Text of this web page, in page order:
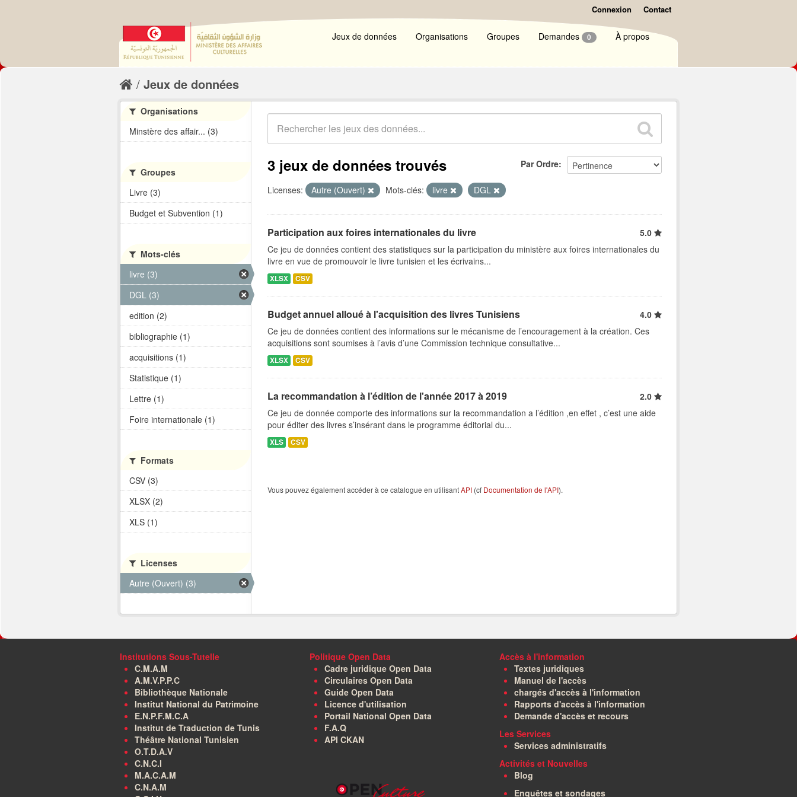
Connexion Contact
Jeux de données Organisations Groupes Demandes 0 À propos
Jeux de données
Par Ordre
3 jeux de données trouvés
Licenses: Autre (Ouvert) Mots-clés: livre DGL
Participation aux foires internationales du livre
5.0
Ce jeu de données contient des statistiques sur la participation du ministère aux foires internationales du
livre en vue de promouvoir le livre tunisien et les écrivains...
XLSX CSV
Budget annuel alloué à l'acquisition des livres Tunisiens
4.0
Ce jeu de données contient des informations sur le mécanisme de l’encouragement à la création. Ces
acquisitions sont soumises à l’avis d’une Commission technique consultative...
XLSX CSV
La recommandation à l’édition de l'année 2017 à 2019
2.0
Ce jeu de donnée comporte des informations sur la recommandation a l’édition ,en effet , c’est une aide
pour éditer des livres s’insérant dans le programme éditorial du...
XLS CSV
Vous pouvez également accéder à ce catalogue en utilisantAPI (cf Documentation de l'API).
Organisations
Minstère des affair... (3)
Groupes
Livre (3)
Budget et Subvention (1)
Mots-clés
livre (3)
DGL (3)
edition (2)
bibliographie (1)
acquisitions (1)
Statistique (1)
Lettre (1)
Foire internationale (1)
Formats
CSV (3)
XLSX (2)
XLS (1)
Licenses
Autre (Ouvert) (3)
Institutions Sous-Tutelle
C.M.A.M
A.M.V.P.P.C
Bibliothèque Nationale
Institut National du Patrimoine
E.N.P.F.M.C.A
Institut de Traduction de Tunis
Théâtre National Tunisien
O.T.D.A.V
C.N.C.I
M.A.C.A.M
C.N.A.M
Politique Open Data
Cadre juridique Open Data
Circulaires Open Data
Guide Open Data
Licence d'utilisation
Portail National Open Data
F.A.Q
API CKAN
Accès à l'information
Textes juridiques
Manuel de l'accès
chargés d'accès à l'information
Rapports d'accès à l'information
Demande d'accès et recours
Les Services
Services administratifs
Activités et Nouvelles
Blog
Enquêtes et sondages